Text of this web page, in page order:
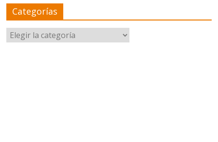
Categorías
Categorías